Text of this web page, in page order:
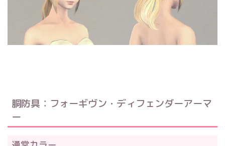
胴防具：フォーギヴン・ディフェンダーアーマ
ー